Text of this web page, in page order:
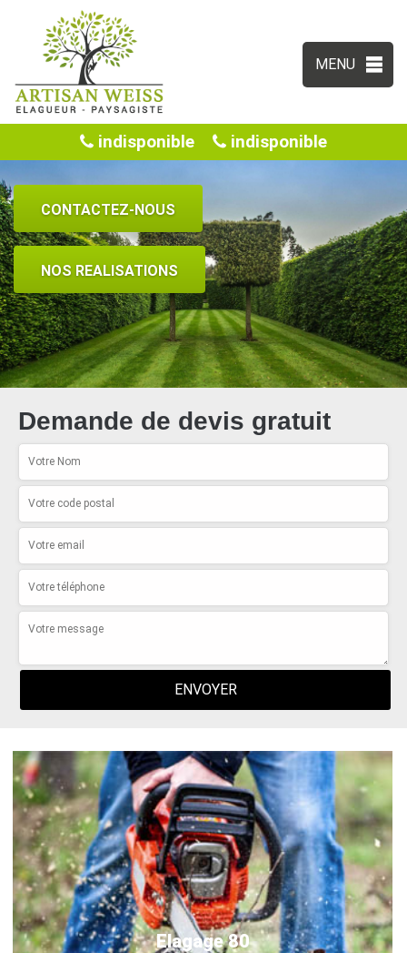
MENU
indisponible indisponible
CONTACTEZ-NOUS
NOS REALISATIONS
Demande de devis gratuit
Elagage 80